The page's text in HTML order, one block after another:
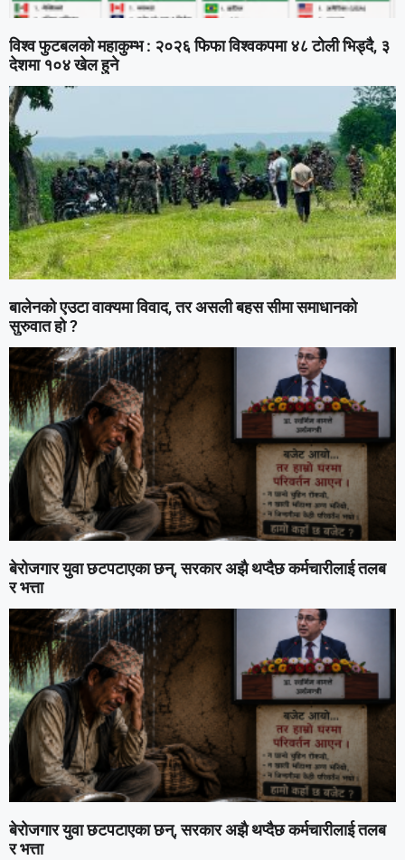
विश्व फुटबलको महाकुम्भ : २०२६ फिफा विश्वकपमा ४८ टोली भिड्दै, ३
देशमा १०४ खेल हुने
बालेनको एउटा वाक्यमा विवाद, तर असली बहस सीमा समाधानको
सुरुवात हो ?
बेरोजगार युवा छटपटाएका छन्, सरकार अझै थप्दैछ कर्मचारीलाई तलब
र भत्ता
बेरोजगार युवा छटपटाएका छन्, सरकार अझै थप्दैछ कर्मचारीलाई तलब
र भत्ता